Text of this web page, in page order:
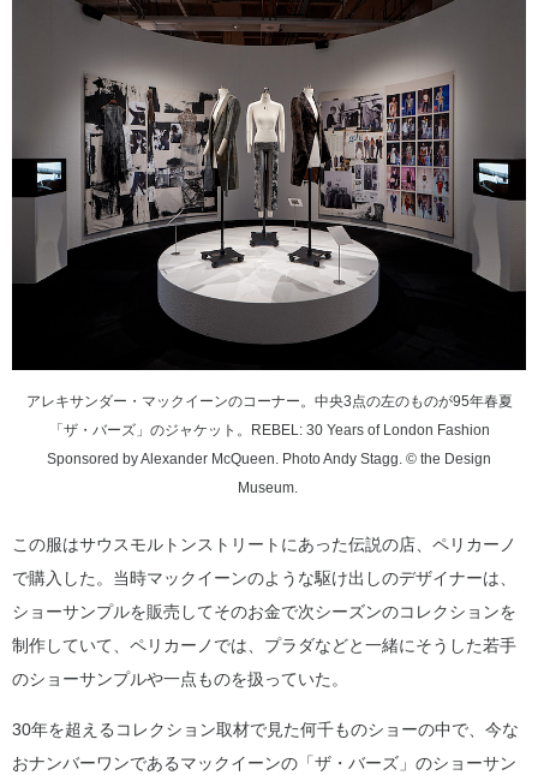
アレキサンダー・マックイーンのコーナー。中央3点の左のものが95年春夏
「ザ・バーズ」のジャケット。REBEL: 30 Years of London Fashion
Sponsored by Alexander McQueen. Photo Andy Stagg. © the Design
Museum.
この服はサウスモルトンストリートにあった伝説の店、ペリカーノ
で購入した。当時マックイーンのような駆け出しのデザイナーは、
ショーサンプルを販売してそのお金で次シーズンのコレクションを
制作していて、ペリカーノでは、プラダなどと一緒にそうした若手
のショーサンプルや一点ものを扱っていた。
30年を超えるコレクション取材で見た何千ものショーの中で、今な
おナンバーワンであるマックイーンの「ザ・バーズ」のショーサン